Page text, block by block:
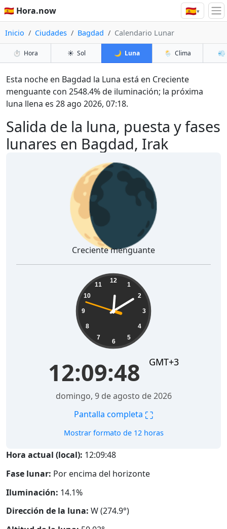
🇪🇸 Hora.now 🇪🇸▾
Inicio Ciudades Bagdad Calendario Lunar
⏱️ Hora ☀️ Sol 🌙 Luna 🌦️ Clima 💨
Salida de la luna, puesta y fases
lunares en Bagdad, Irak
Esta noche en Bagdad la Luna está en Creciente
menguante con 2548.4% de iluminación; la próxima
luna llena es 28 ago 2026, 07:18.
🌘
Creciente menguante
12
1
2
3
4
5
6
7
8
9
10
11
12:09:49 GMT+3
domingo, 9 de agosto de 2026
Pantalla completa ⛶
Mostrar formato de 12 horas
Hora actual (local): 12:09:49
Fase lunar: Por encima del horizonte
Iluminación: 14.1%
Dirección de la luna: W (274.9°)